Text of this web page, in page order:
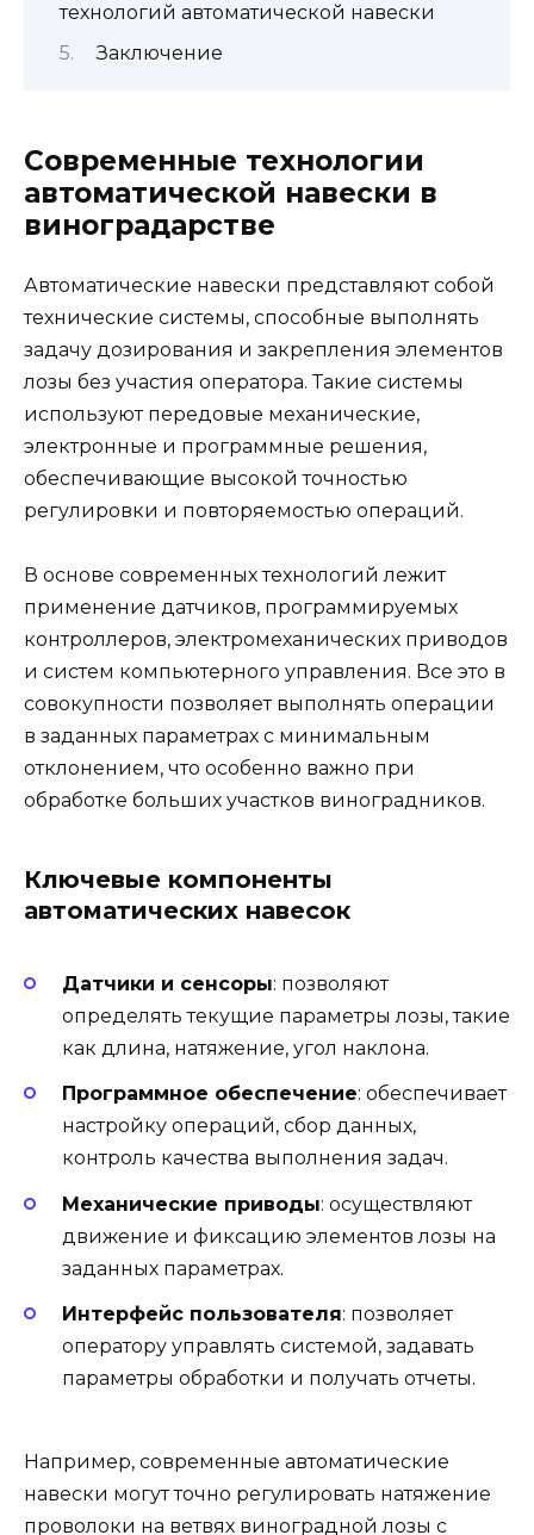
технологий автоматической навески
Заключение
Современные технологии
автоматической навески в
виноградарстве
Автоматические навески представляют собой
технические системы, способные выполнять
задачу дозирования и закрепления элементов
лозы без участия оператора. Такие системы
используют передовые механические,
электронные и программные решения,
обеспечивающие высокой точностью
регулировки и повторяемостью операций.
В основе современных технологий лежит
применение датчиков, программируемых
контроллеров, электромеханических приводов
и систем компьютерного управления. Все это в
совокупности позволяет выполнять операции
в заданных параметрах с минимальным
отклонением, что особенно важно при
обработке больших участков виноградников.
Ключевые компоненты
автоматических навесок
Датчики и сенсоры: позволяют
определять текущие параметры лозы, такие
как длина, натяжение, угол наклона.
Программное обеспечение: обеспечивает
настройку операций, сбор данных,
контроль качества выполнения задач.
Механические приводы: осуществляют
движение и фиксацию элементов лозы на
заданных параметрах.
Интерфейс пользователя: позволяет
оператору управлять системой, задавать
параметры обработки и получать отчеты.
Например, современные автоматические
навески могут точно регулировать натяжение
проволоки на ветвях виноградной лозы с